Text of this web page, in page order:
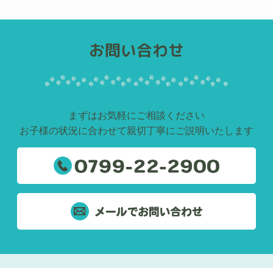
お問い合わせ
まずはお気軽にご相談ください
お子様の状況に合わせて親切丁寧にご説明いたします